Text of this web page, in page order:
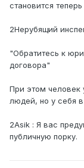
становится
2Нерубящий
"Обратитесь к
договора"
При этом
людей, но у себя
2Asik : Я вас
публичную порку.